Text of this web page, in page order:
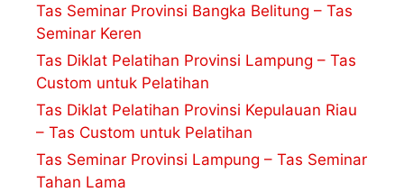
Tas Seminar Provinsi Bangka Belitung – Tas
Seminar Keren
Tas Diklat Pelatihan Provinsi Lampung – Tas
Custom untuk Pelatihan
Tas Diklat Pelatihan Provinsi Kepulauan Riau
– Tas Custom untuk Pelatihan
Tas Seminar Provinsi Lampung – Tas Seminar
Tahan Lama